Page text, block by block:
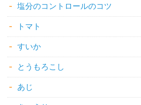
塩分のコントロールのコツ
トマト
すいか
とうもろこし
あじ